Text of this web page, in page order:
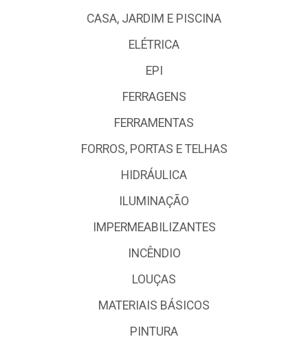
CASA, JARDIM E PISCINA
ELÉTRICA
EPI
FERRAGENS
FERRAMENTAS
FORROS, PORTAS E TELHAS
HIDRÁULICA
ILUMINAÇÃO
IMPERMEABILIZANTES
INCÊNDIO
LOUÇAS
MATERIAIS BÁSICOS
PINTURA